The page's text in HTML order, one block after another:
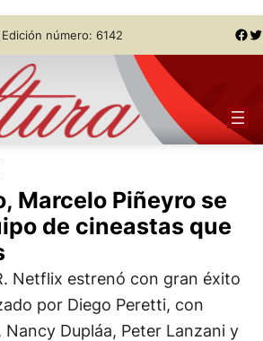
número: 6142 Facebook Twitter
Marcelo Piñeyro se
de cineastas que
Netflix estrenó con gran éxito
por Diego Peretti, con
Dupláa, Peter Lanzani y